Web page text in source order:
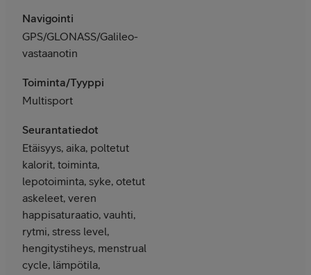
Navigointi
GPS/GLONASS/Galileo-
vastaanotin
Toiminta/Tyyppi
Multisport
Seurantatiedot
Etäisyys, aika, poltetut
kalorit, toiminta,
lepotoiminta, syke, otetut
askeleet, veren
happisaturaatio, vauhti,
rytmi, stress level,
hengitystiheys, menstrual
cycle, lämpötila,